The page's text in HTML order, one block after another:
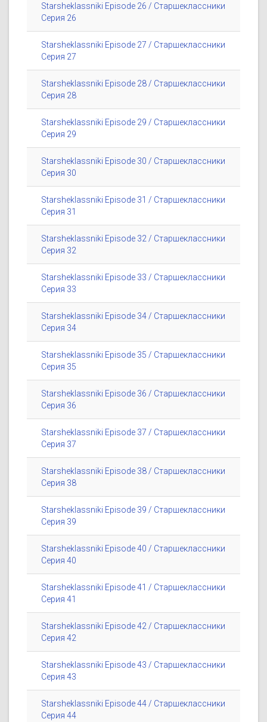
Starsheklassniki Episode 26 / Старшеклассники
Серия 26
Starsheklassniki Episode 27 / Старшеклассники
Серия 27
Starsheklassniki Episode 28 / Старшеклассники
Серия 28
Starsheklassniki Episode 29 / Старшеклассники
Серия 29
Starsheklassniki Episode 30 / Старшеклассники
Серия 30
Starsheklassniki Episode 31 / Старшеклассники
Серия 31
Starsheklassniki Episode 32 / Старшеклассники
Серия 32
Starsheklassniki Episode 33 / Старшеклассники
Серия 33
Starsheklassniki Episode 34 / Старшеклассники
Серия 34
Starsheklassniki Episode 35 / Старшеклассники
Серия 35
Starsheklassniki Episode 36 / Старшеклассники
Серия 36
Starsheklassniki Episode 37 / Старшеклассники
Серия 37
Starsheklassniki Episode 38 / Старшеклассники
Серия 38
Starsheklassniki Episode 39 / Старшеклассники
Серия 39
Starsheklassniki Episode 40 / Старшеклассники
Серия 40
Starsheklassniki Episode 41 / Старшеклассники
Серия 41
Starsheklassniki Episode 42 / Старшеклассники
Серия 42
Starsheklassniki Episode 43 / Старшеклассники
Серия 43
Starsheklassniki Episode 44 / Старшеклассники
Серия 44